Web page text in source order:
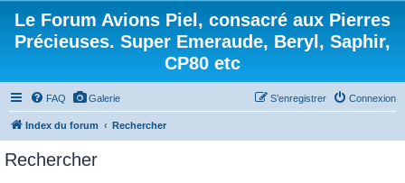
Le Forum Avions Piel, consacré aux Pierres
Précieuses. Super Emeraude, Beryl, Saphir,
CP80 etc
FAQ Galerie Connexion
S’enregistrer
Index du forum Rechercher
Rechercher